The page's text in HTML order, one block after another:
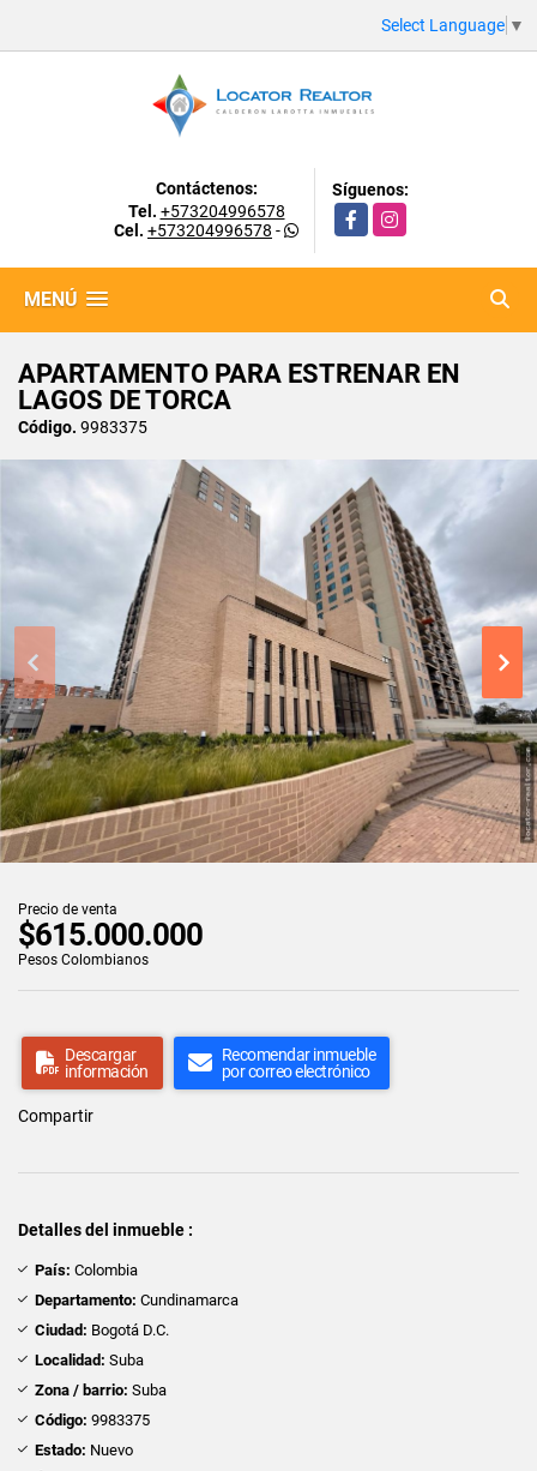
Select Language ▼
Contáctenos:
Tel. +573204996578
Cel. +573204996578 -
Síguenos:
FacebookInstagram
MENÚ
APARTAMENTO PARA ESTRENAR EN
LAGOS DE TORCA
Código. 9983375
Precio de venta
$615.000.000
Pesos Colombianos
Descargar
información
Recomendar inmueble
por correo electrónico
Compartir
Detalles del inmueble :
País: Colombia
Departamento: Cundinamarca
Ciudad: Bogotá D.C.
Localidad: Suba
Zona / barrio: Suba
Código: 9983375
Estado: Nuevo